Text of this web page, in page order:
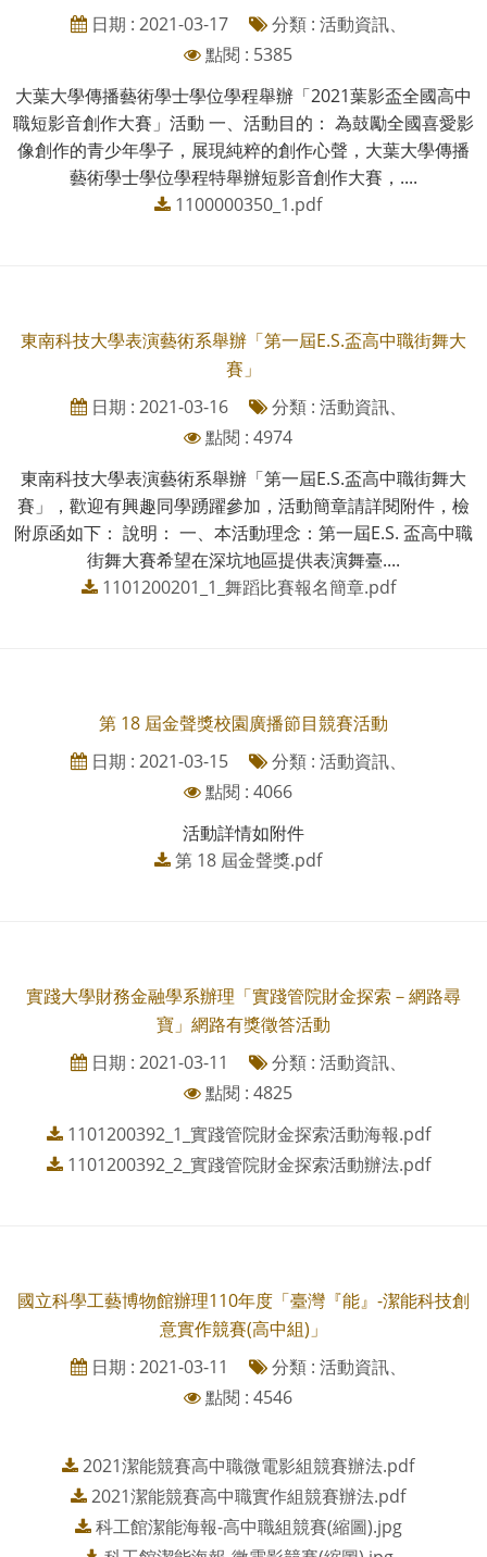
日期 : 2021-03-17
分類 : 活動資訊、
點閱 : 5385
大葉大學傳播藝術學士學位學程舉辦「2021葉影盃全國高中
職短影音創作大賽」活動 一、活動目的： 為鼓勵全國喜愛影
像創作的青少年學子，展現純粹的創作心聲，大葉大學傳播
藝術學士學位學程特舉辦短影音創作大賽，....
1100000350_1.pdf
東南科技大學表演藝術系舉辦「第一屆E.S.盃高中職街舞大
賽」
日期 : 2021-03-16
分類 : 活動資訊、
點閱 : 4974
東南科技大學表演藝術系舉辦「第一屆E.S.盃高中職街舞大
賽」，歡迎有興趣同學踴躍參加，活動簡章請詳閱附件，檢
附原函如下： 說明： 一、本活動理念：第一屆E.S. 盃高中職
街舞大賽希望在深坑地區提供表演舞臺....
1101200201_1_舞蹈比賽報名簡章.pdf
第 18 屆金聲獎校園廣播節目競賽活動
日期 : 2021-03-15
分類 : 活動資訊、
點閱 : 4066
活動詳情如附件
第 18 屆金聲獎.pdf
實踐大學財務金融學系辦理「實踐管院財金探索－網路尋
寶」網路有獎徵答活動
日期 : 2021-03-11
分類 : 活動資訊、
點閱 : 4825
1101200392_1_實踐管院財金探索活動海報.pdf
1101200392_2_實踐管院財金探索活動辦法.pdf
國立科學工藝博物館辦理110年度「臺灣『能』-潔能科技創
意實作競賽(高中組)」
日期 : 2021-03-11
分類 : 活動資訊、
點閱 : 4546
2021潔能競賽高中職微電影組競賽辦法.pdf
2021潔能競賽高中職實作組競賽辦法.pdf
科工館潔能海報-高中職組競賽(縮圖).jpg